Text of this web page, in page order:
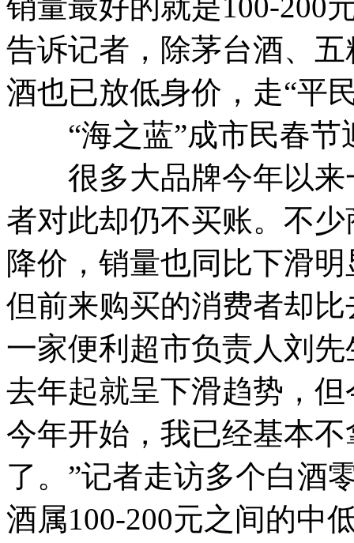
告诉记者，除茅台酒、
酒也已放低身价，走“平
“海之蓝”成市民春节
很多大品牌今年以来
者对此却仍不买账。不
降价，销量也同比下滑
但前来购买的消费者却
一家便利超市负责人刘
去年起就呈下滑趋势，
今年开始，我已经基本
了。”记者走访多个白酒
酒属100-200元之间的中